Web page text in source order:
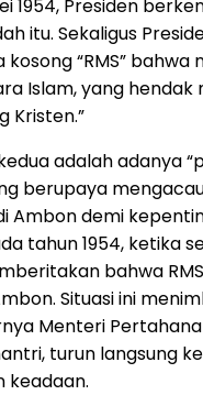
1954, Presiden
itu. Sekaligus
“RMS” bahwa
Islam, yang hendak
Kristen.”
adalah adanya
berupaya
Ambon demi
tahun 1954, ketika
bahwa
Situasi ini
Menteri
turun langsung
keadaan.